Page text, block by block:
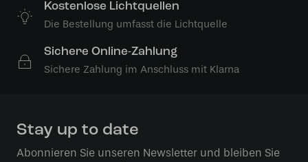
Kostenlose Lichtquellen
Die Bestellung umfasst die Lichtquelle
Sichere Online-Zahlung
Sichere Zahlung im Anschluss mit Klarna
Stay up to date
Abonnieren Sie unseren Newsletter und bleiben Sie